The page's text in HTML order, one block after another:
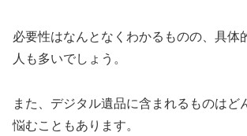
必要性はなんとなくわかるものの、具体
人も多いでしょう。
また、デジタル遺品に含まれるものはど
悩むこともあります。